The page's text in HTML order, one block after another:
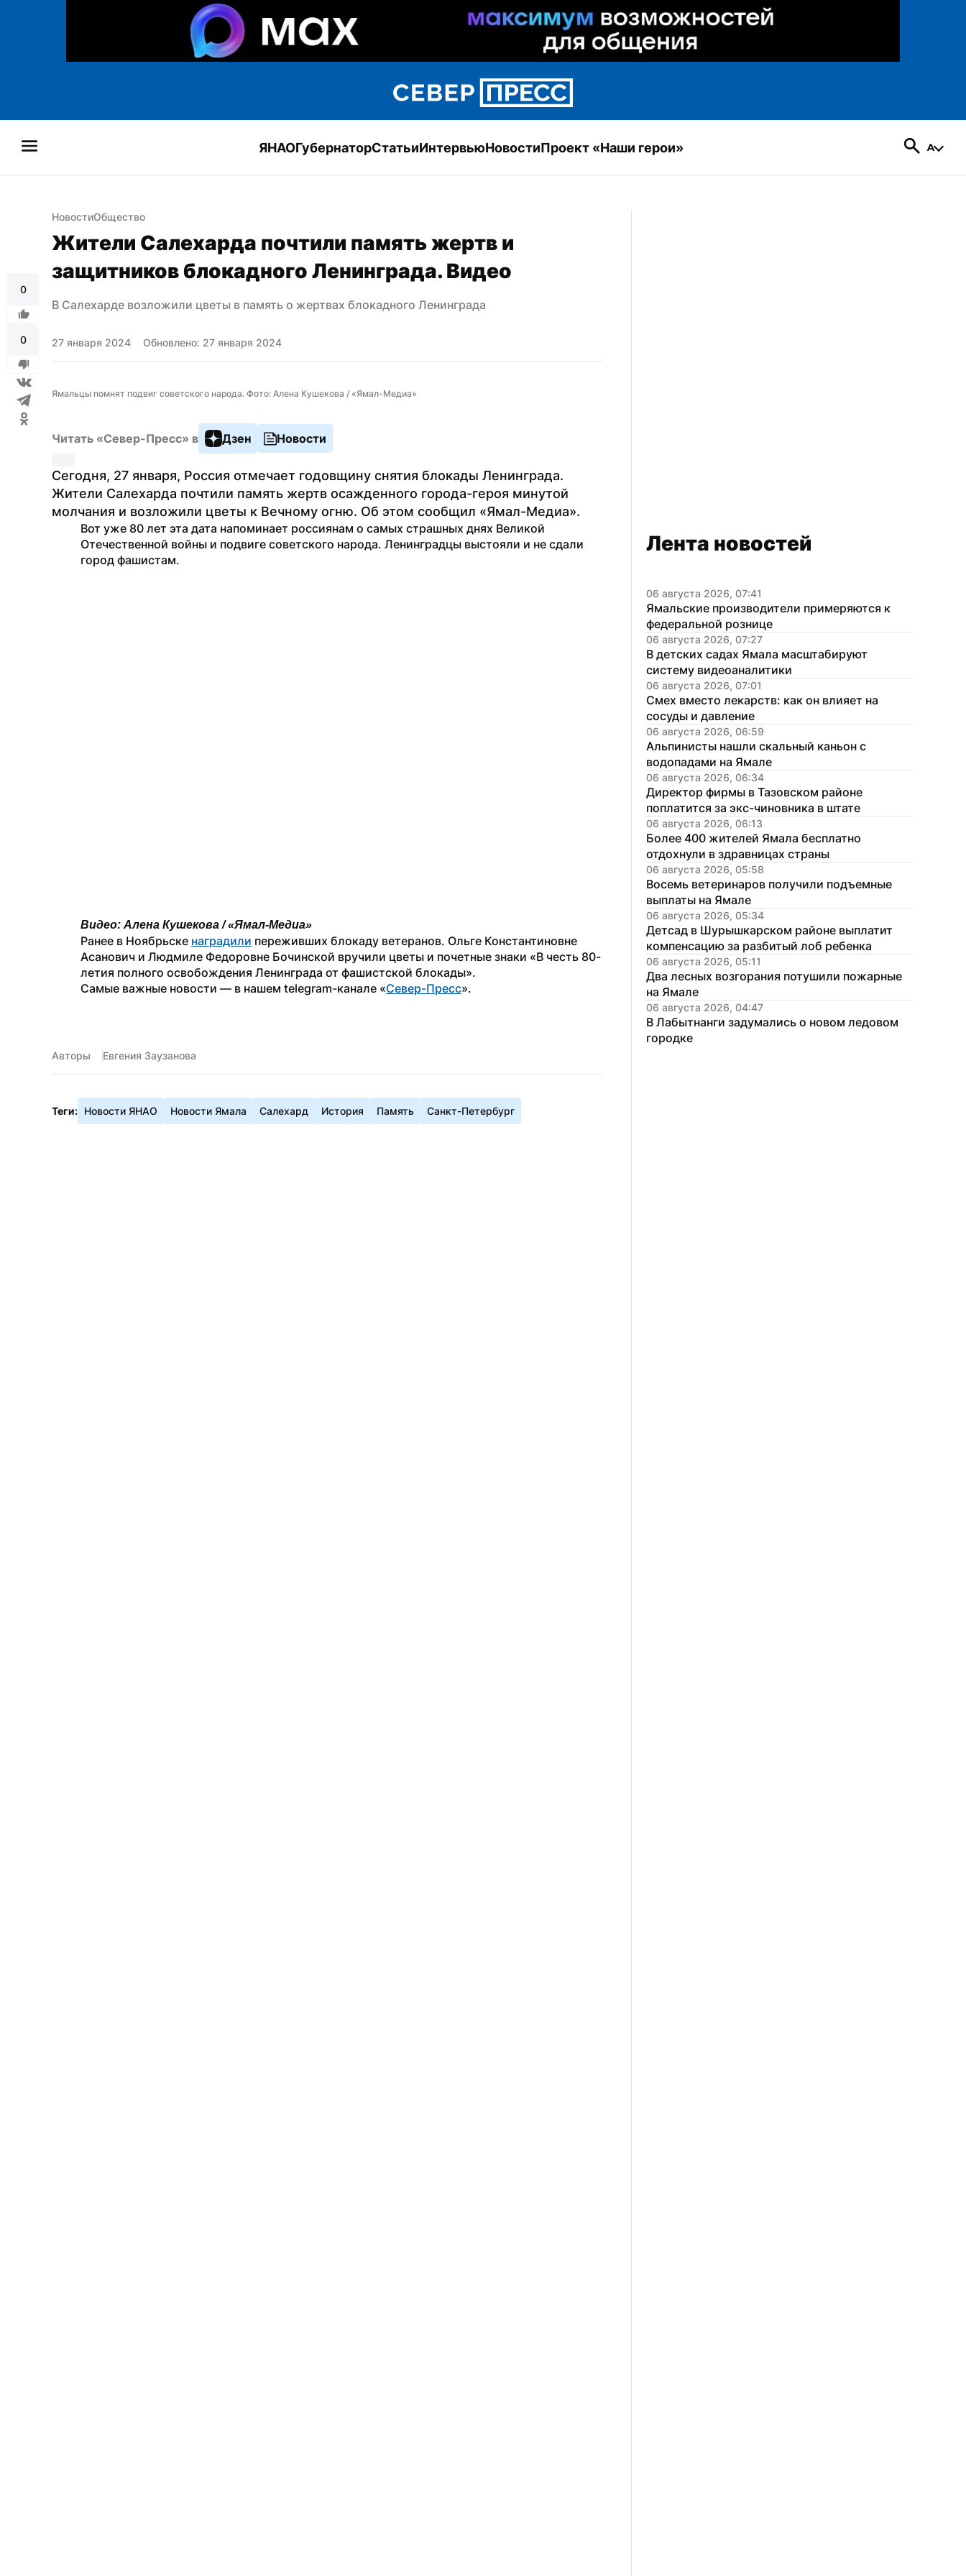
ЯНАОГубернаторСтатьиИнтервьюНовостиПроект «Наши герои»
0
0
НовостиОбщество
Жители Салехарда почтили память жертв и
защитников блокадного Ленинграда. Видео
В Салехарде возложили цветы в память о жертвах блокадного Ленинграда
27 января 2024 Обновлено: 27 января 2024
Ямальцы помнят подвиг советского народа. Фото: Алена Кушекова / «Ямал-Медиа»
Читать «Север-Пресс» в Дзен Новости
Сегодня, 27 января, Россия отмечает годовщину снятия блокады Ленинграда.
Жители Салехарда почтили память жертв осажденного города-героя минутой
молчания и возложили цветы к Вечному огню. Об этом сообщил «Ямал-Медиа».
Вот уже 80 лет эта дата напоминает россиянам о самых страшных днях Великой
Отечественной войны и подвиге советского народа. Ленинградцы выстояли и не сдали
город фашистам.
Видео: Алена Кушекова / «Ямал-Медиа»
Ранее в Ноябрьске наградили переживших блокаду ветеранов. Ольге Константиновне
Асанович и Людмиле Федоровне Бочинской вручили цветы и почетные знаки «В честь 80-
летия полного освобождения Ленинграда от фашистской блокады».
Самые важные новости — в нашем telegram-канале «Север-Пресс».
Авторы Евгения Заузанова
Теги: Новости ЯНАО Новости Ямала Салехард История Память Санкт-Петербург
Лента новостей
06 августа 2026, 07:41
Ямальские производители примеряются к
федеральной рознице
06 августа 2026, 07:27
В детских садах Ямала масштабируют
систему видеоаналитики
06 августа 2026, 07:01
Смех вместо лекарств: как он влияет на
сосуды и давление
06 августа 2026, 06:59
Альпинисты нашли скальный каньон с
водопадами на Ямале
06 августа 2026, 06:34
Директор фирмы в Тазовском районе
поплатится за экс-чиновника в штате
06 августа 2026, 06:13
Более 400 жителей Ямала бесплатно
отдохнули в здравницах страны
06 августа 2026, 05:58
Восемь ветеринаров получили подъемные
выплаты на Ямале
06 августа 2026, 05:34
Детсад в Шурышкарском районе выплатит
компенсацию за разбитый лоб ребенка
06 августа 2026, 05:11
Два лесных возгорания потушили пожарные
на Ямале
06 августа 2026, 04:47
В Лабытнанги задумались о новом ледовом
городке